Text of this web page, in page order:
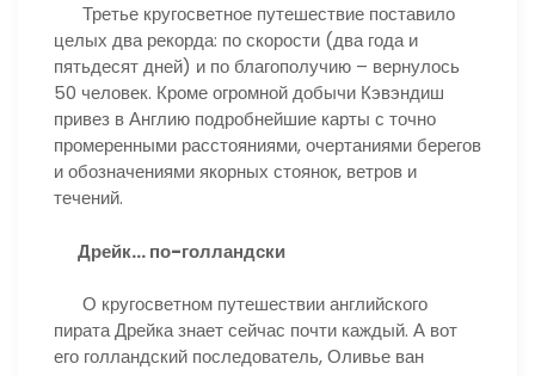
Третье кругосветное путешествие поставило
целых два рекорда: по скорости (два года и
пятьдесят дней) и по благополучию – вернулось
50 человек. Кроме огромной добычи Кэвэндиш
привез в Англию подробнейшие карты с точно
промеренными расстояниями, очертаниями берегов
и обозначениями якорных стоянок, ветров и
течений.
Дрейк… по-голландски
О кругосветном путешествии английского
пирата Дрейка знает сейчас почти каждый. А вот
его голландский последователь, Оливье ван